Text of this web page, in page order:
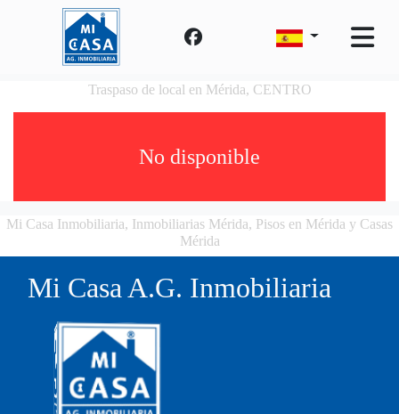
Traspaso de local en Mérida, CENTRO
No disponible
Mi Casa Inmobiliaria, Inmobiliarias Mérida, Pisos en Mérida y Casas
Mérida
Mi Casa A.G. Inmobiliaria